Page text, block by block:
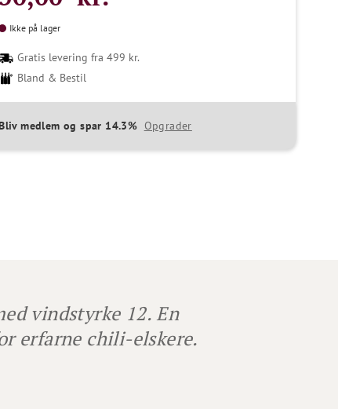
Gratis levering fra 499 kr.
Bland & Bestil
Ikke på lager
medlem og spar 14.3% Opgrader
vindstyrke 12. En
erfarne chili-elskere.